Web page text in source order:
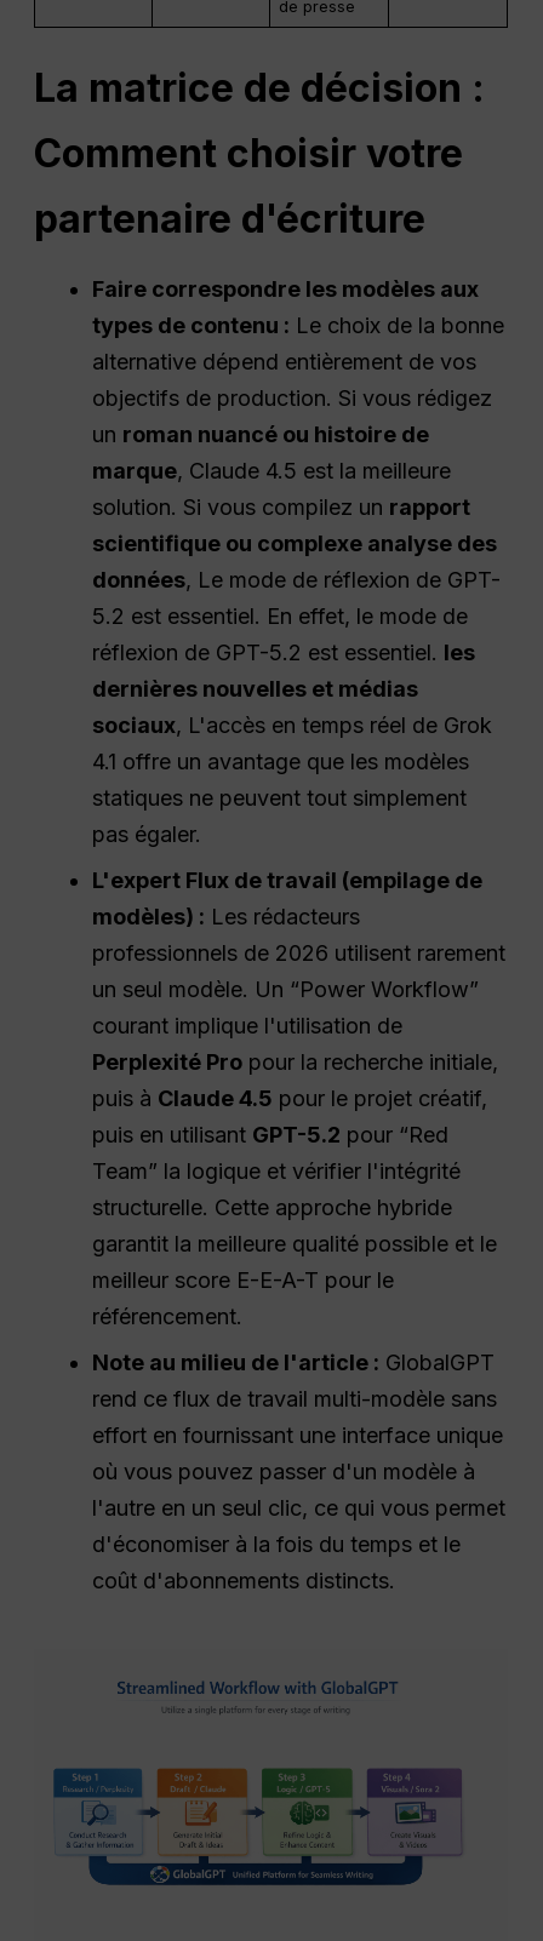
de presse
La matrice de décision :
Comment choisir votre
partenaire d'écriture
Faire correspondre les modèles aux
types de contenu : Le choix de la bonne
alternative dépend entièrement de vos
objectifs de production. Si vous rédigez
un roman nuancé ou histoire de
marque, Claude 4.5 est la meilleure
solution. Si vous compilez un rapport
scientifique ou complexe analyse des
données, Le mode de réflexion de GPT-
5.2 est essentiel. En effet, le mode de
réflexion de GPT-5.2 est essentiel. les
dernières nouvelles et médias
sociaux, L'accès en temps réel de Grok
4.1 offre un avantage que les modèles
statiques ne peuvent tout simplement
pas égaler.
L'expert Flux de travail (empilage de
modèles) : Les rédacteurs
professionnels de 2026 utilisent rarement
un seul modèle. Un “Power Workflow”
courant implique l'utilisation de
Perplexité Pro pour la recherche initiale,
puis à Claude 4.5 pour le projet créatif,
puis en utilisant GPT-5.2 pour “Red
Team” la logique et vérifier l'intégrité
structurelle. Cette approche hybride
garantit la meilleure qualité possible et le
meilleur score E-E-A-T pour le
référencement.
Note au milieu de l'article : GlobalGPT
rend ce flux de travail multi-modèle sans
effort en fournissant une interface unique
où vous pouvez passer d'un modèle à
l'autre en un seul clic, ce qui vous permet
d'économiser à la fois du temps et le
coût d'abonnements distincts.